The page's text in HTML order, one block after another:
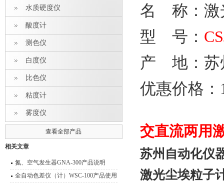
水质硬度仪
酸度计
测色仪
白度仪
比色仪
粘度计
雾度仪
查看全部产品
相关文章
氮、空气发生器GNA-300产品说明
全自动色差仪（计）WSC-100产品使用
名 称 ： 激
型 号：
产 地：苏
优惠价格：
交直流两用
苏州自动化仪
激光尘埃粒子